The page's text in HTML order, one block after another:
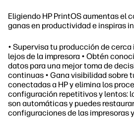
Eligiendo HP PrintOS aumentas el
ganas en productividad e inspiras
• Supervisa tu producción de
lejos de la impresora • Obtén
datos para una mejor toma de
continuas • Gana visibilidad sobre
conectadas a HP y elimina los
configuración repetitivos y lentos:
son automáticas y puedes
configuraciones de las impresoras